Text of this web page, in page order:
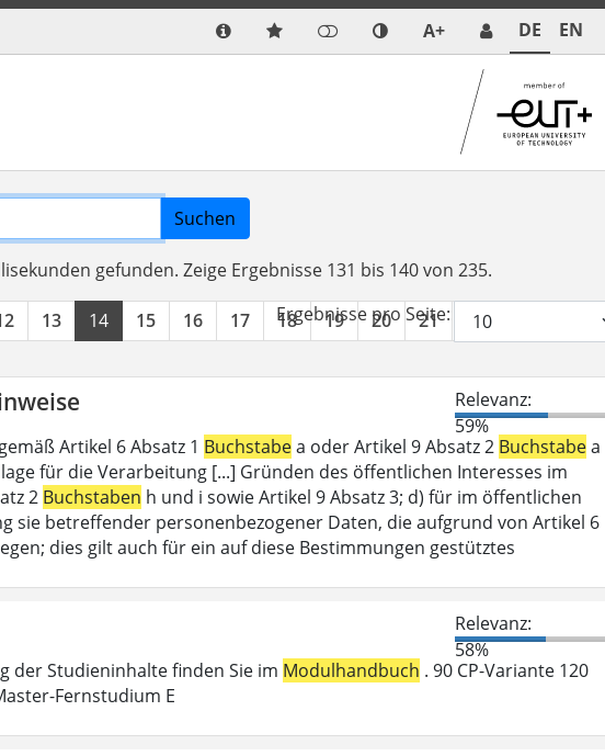
A+ DE EN
Suchen
gefunden. Zeige Ergebnisse 131 bis 140 von 235.
13 14 15 16 17 18 19 20 21 22
Ergebnisse pro Seite:
Relevanz:
59%
Artikel 6 Absatz 1 Buchstabea oder Artikel 9 Absatz 2 Buchstabea
für die Verarbeitung [...] Gründen des öffentlichen Interesses im
2 Buchstaben h und i sowie Artikel 9 Absatz 3; d) für im öffentlichen
sie betreffender personenbezogener Daten, die aufgrund von Artikel 6
dies gilt auch für ein auf diese Bestimmungen gestütztes
Relevanz:
58%
der Studieninhalte finden Sie im Modulhandbuch . 90 CP-Variante 120
Fernstudium E